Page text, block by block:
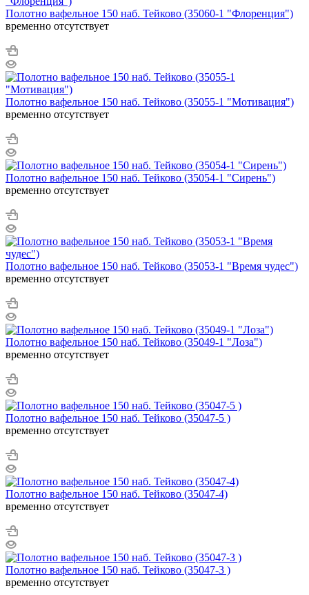
Полотно вафельное 150 наб. Тейково (35060-1 "Флоренция")
временно отсутствует
Полотно вафельное 150 наб. Тейково (35055-1 "Мотивация")
временно отсутствует
Полотно вафельное 150 наб. Тейково (35054-1 "Сирень")
временно отсутствует
Полотно вафельное 150 наб. Тейково (35053-1 "Время чудес")
временно отсутствует
Полотно вафельное 150 наб. Тейково (35049-1 "Лоза")
временно отсутствует
Полотно вафельное 150 наб. Тейково (35047-5 )
временно отсутствует
Полотно вафельное 150 наб. Тейково (35047-4)
временно отсутствует
Полотно вафельное 150 наб. Тейково (35047-3 )
временно отсутствует